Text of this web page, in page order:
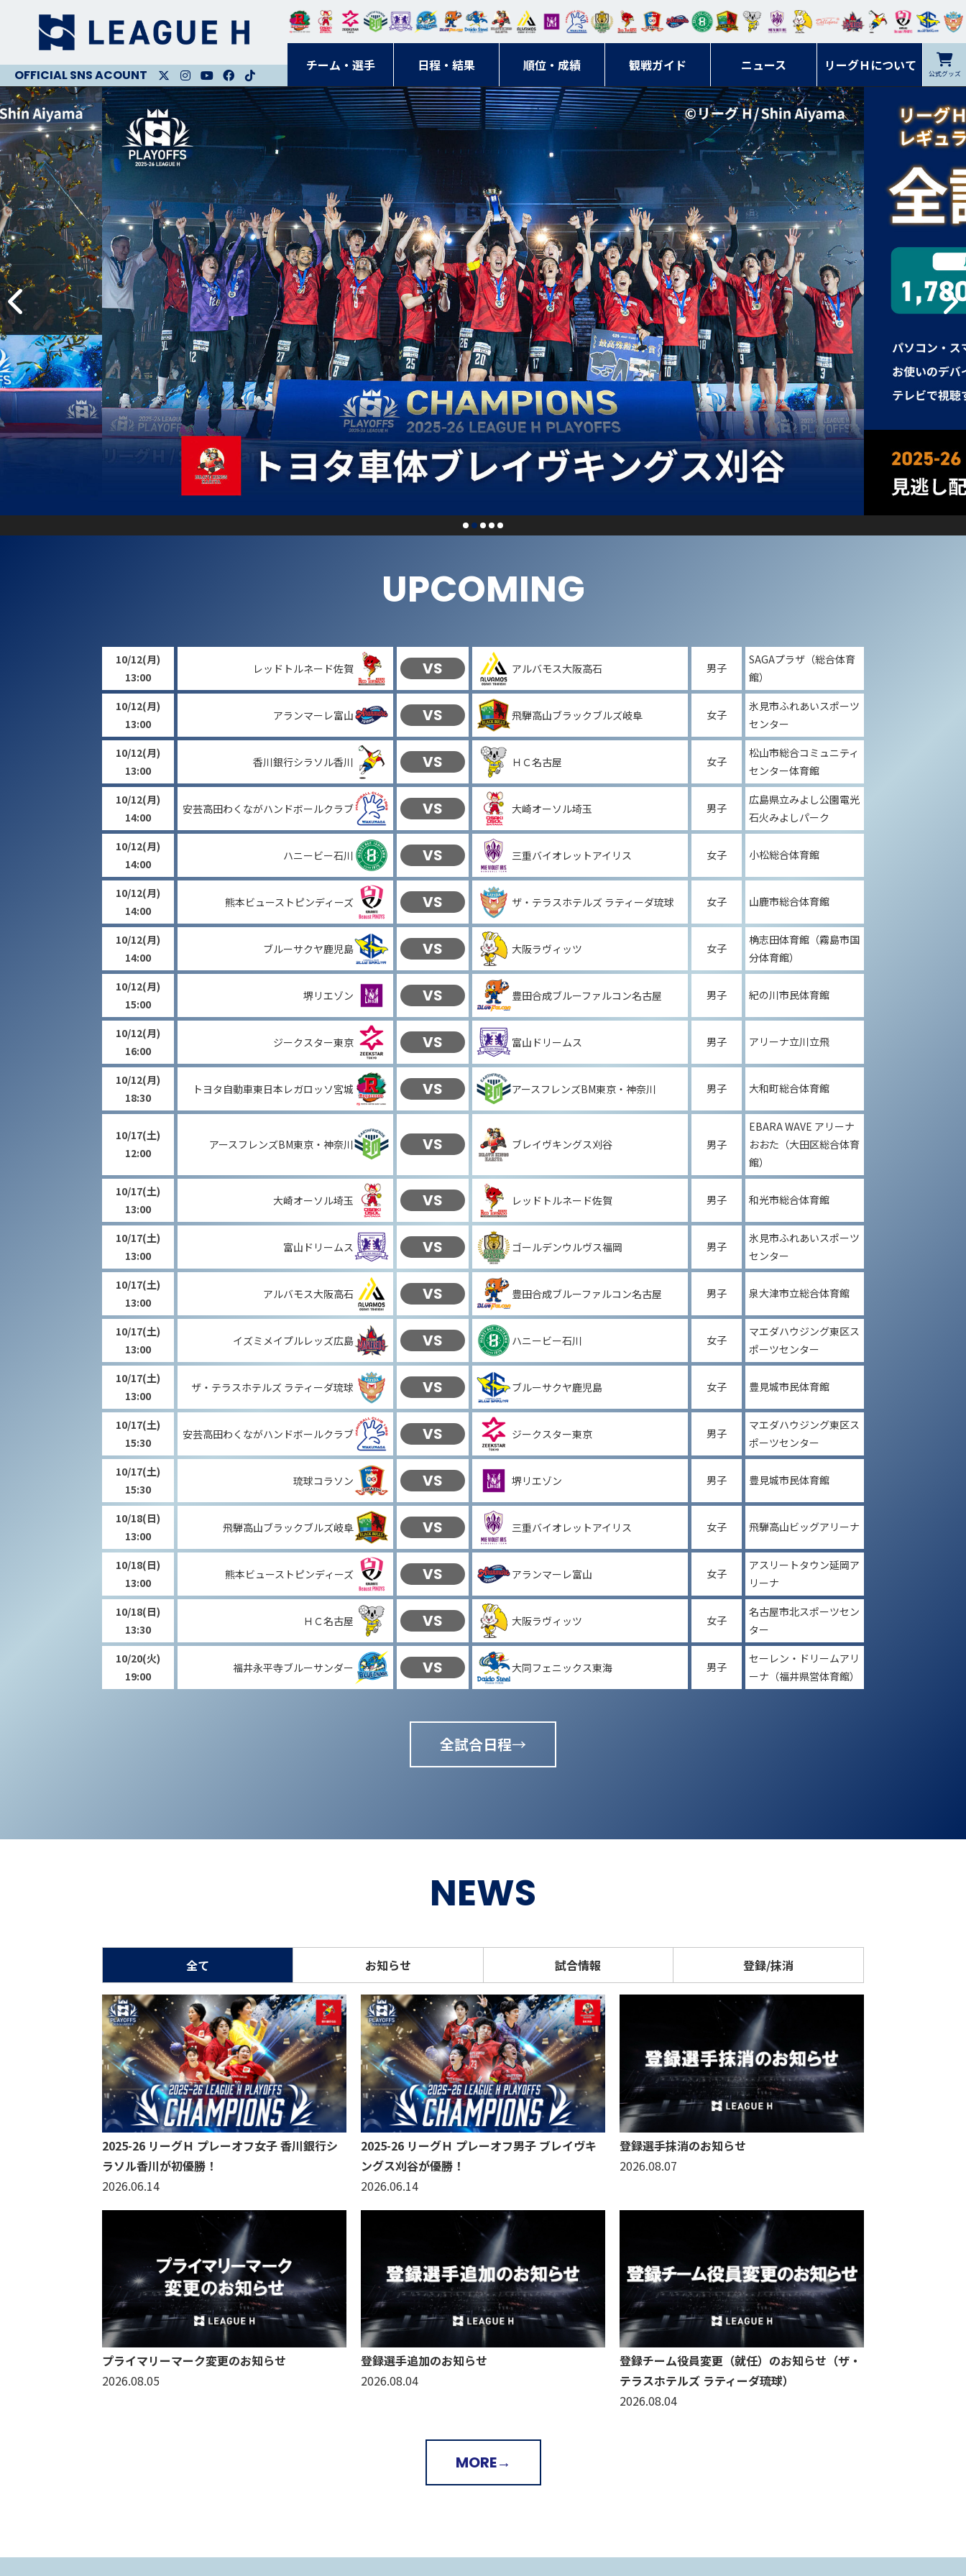
X Instagram
YoutubeFacebook
Facebook
チーム・選手 日程・結果 順位・成績 観戦ガイド ニュース リーグＨについて 公式グッズ
東日
本レ
ガロ
ッソ
宮城
オー
ソル
埼玉
クス
ター
東京
BM
神奈
ドリ
ーム
ス
寺ブ
ルー
サン
ダー
ーフ
ァル
コン
名古
屋
ニッ キン
ス大
阪
エゾハン
クラ
ンウ
ルヴ
ス福
岡
ルネ コラ
ンマ
ーレ
ービ
ー石
ック
阜
名古
オレ
ット
リス
ツ
フォ
ーレ
岡山
イプ
ルレ
ッズ
シラ トピ
ンデ
ィー
ズ
クヤ
鹿児
島
UPCOMING
10/12(月)
13:00
レッドトルネード佐賀 VS アルバモス大阪高石 男子
SAGAプラザ（総合体育
館）
10/12(月)
13:00
アランマーレ富山 VS 飛騨高山ブラックブルズ岐阜 女子
氷見市ふれあいスポーツ
センター
10/12(月)
13:00
香川銀行シラソル香川 VS ＨＣ名古屋 女子
松山市総合コミュニティ
センター体育館
10/12(月)
14:00
安芸高田わくながハンドボールクラブ VS 大崎オーソル埼玉 男子
広島県立みよし公園電光
石火みよしパーク
10/12(月)
14:00
ハニービー石川 VS 三重バイオレットアイリス 女子 小松総合体育館
10/12(月)
14:00
熊本ビューストピンディーズ VS ザ・テラスホテルズ ラティーダ琉球 女子 山鹿市総合体育館
10/12(月)
14:00
ブルーサクヤ鹿児島 VS 大阪ラヴィッツ 女子
桷志田体育館（霧島市国
分体育館）
10/12(月)
15:00
堺リエゾン VS 豊田合成ブルーファルコン名古屋 男子 紀の川市民体育館
10/12(月)
16:00
ジークスター東京 VS 富山ドリームス 男子 アリーナ立川立飛
10/12(月)
18:30
トヨタ自動車東日本レガロッソ宮城 VS アースフレンズBM東京・神奈川 男子 大和町総合体育館
10/17(土)
12:00
アースフレンズBM東京・神奈川 VS ブレイヴキングス刈谷 男子
EBARA WAVE アリーナ
おおた（大田区総合体育
館）
10/17(土)
13:00
大崎オーソル埼玉 VS レッドトルネード佐賀 男子 和光市総合体育館
10/17(土)
13:00
富山ドリームス VS ゴールデンウルヴス福岡 男子
氷見市ふれあいスポーツ
センター
10/17(土)
13:00
アルバモス大阪高石 VS 豊田合成ブルーファルコン名古屋 男子 泉大津市立総合体育館
10/17(土)
13:00
イズミメイプルレッズ広島 VS ハニービー石川 女子
マエダハウジング東区ス
ポーツセンター
10/17(土)
13:00
ザ・テラスホテルズ ラティーダ琉球 VS ブルーサクヤ鹿児島 女子 豊見城市民体育館
10/17(土)
15:30
安芸高田わくながハンドボールクラブ VS ジークスター東京 男子
マエダハウジング東区ス
ポーツセンター
10/17(土)
15:30
琉球コラソン VS 堺リエゾン 男子 豊見城市民体育館
10/18(日)
13:00
飛騨高山ブラックブルズ岐阜 VS 三重バイオレットアイリス 女子 飛騨高山ビッグアリーナ
10/18(日)
13:00
熊本ビューストピンディーズ VS アランマーレ富山 女子
アスリートタウン延岡ア
リーナ
10/18(日)
13:30
ＨＣ名古屋 VS 大阪ラヴィッツ 女子
名古屋市北スポーツセン
ター
10/20(火)
19:00
福井永平寺ブルーサンダー VS 大同フェニックス東海 男子
セーレン・ドリームアリ
ーナ（福井県営体育館）
全試合日程
NEWS
全て お知らせ 試合情報 登録/抹消
2025-26 リーグＨ プレーオフ女子 香川銀行シ
ラソル香川が初優勝！
2026.06.14
2025-26 リーグＨ プレーオフ男子 ブレイヴキ
ングス刈谷が優勝！
2026.06.14
登録選手抹消のお知らせ
2026.08.07
プライマリーマーク変更のお知らせ
2026.08.05
登録選手追加のお知らせ
2026.08.04
登録チーム役員変更（就任）のお知らせ（ザ・
テラスホテルズ ラティーダ琉球）
2026.08.04
MORE